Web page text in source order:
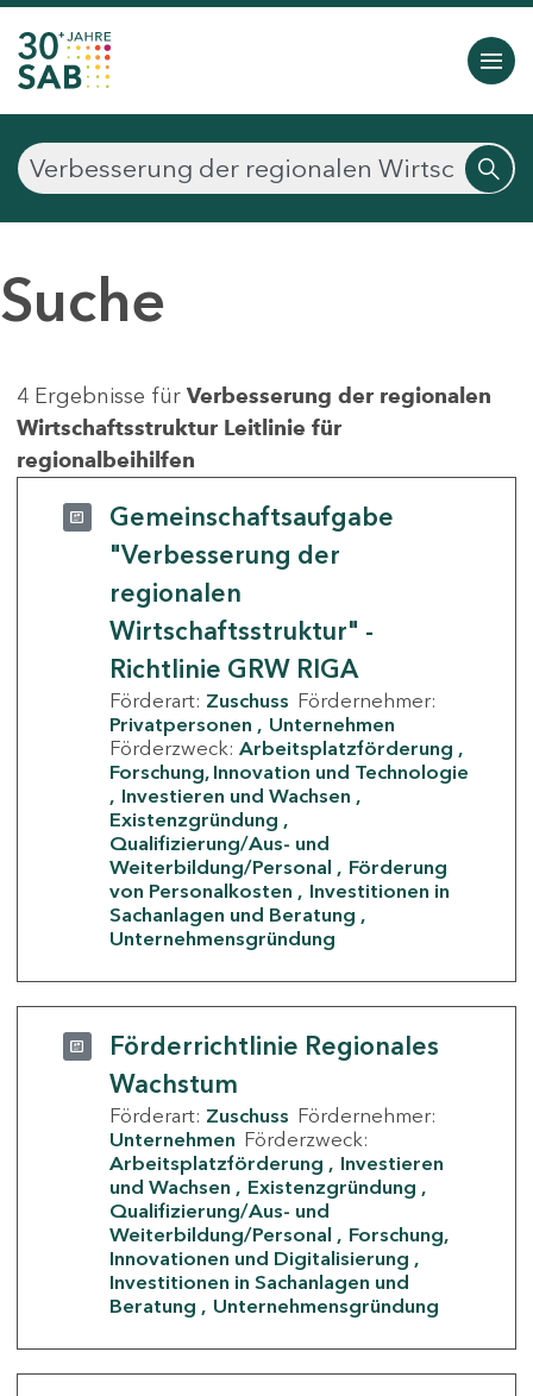
Suche
4 Ergebnisse für Verbesserung der regionalen
Wirtschaftsstruktur Leitlinie für
regionalbeihilfen
Gemeinschaftsaufgabe
"Verbesserung der
regionalen
Wirtschaftsstruktur" -
Richtlinie GRW RIGA
Förderart: Zuschuss Fördernehmer:
Privatpersonen
Unternehmen
Förderzweck: Arbeitsplatzförderung
Forschung, Innovation und Technologie
Investieren und Wachsen
Existenzgründung
Qualifizierung/Aus- und
Weiterbildung/Personal
Förderung
von Personalkosten
Investitionen in
Sachanlagen und Beratung
Unternehmensgründung
Förderrichtlinie Regionales
Wachstum
Förderart: Zuschuss Fördernehmer:
Unternehmen Förderzweck:
Arbeitsplatzförderung
Investieren
und Wachsen
Existenzgründung
Qualifizierung/Aus- und
Weiterbildung/Personal
Forschung,
Innovationen und Digitalisierung
Investitionen in Sachanlagen und
Beratung
Unternehmensgründung